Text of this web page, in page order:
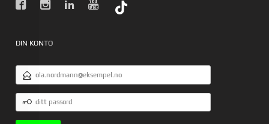
DIN KONTO
POSTADRESSE
DITT
PASSORD